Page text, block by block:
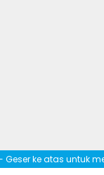
Geser ke atas untuk